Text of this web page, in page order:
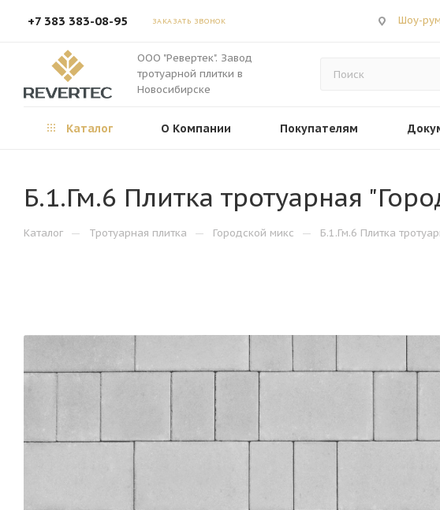
+7 383 383-08-95 ЗАКАЗАТЬ ЗВОНОК Шоу-
ООО "Ревертек". Завод
тротуарной плитки в
Новосибирске
Каталог О Компании Покупателям
Б.1.Гм.6 Плитка тротуарная
Каталог — Тротуарная плитка — Городской микс — Б.1.Гм.6 Плитка